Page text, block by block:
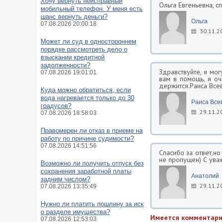
Ольга Евгеньевна,
Ольга
Здравствуйте, я
вам в помощь, я
держится.Раиса
Раиса
Спасибо за
не пропущен) С
Анатолий
Имеется
мобильный телефон. У меня есть
шанс вернуть деньги?
07.08.2026 20:00:18
Может ли суд в одностороннем
порядке рассмотреть дело о
взыскании кредитной
задолженности?
07.08.2026 19:01:01
Куда можно обратиться, если
вода нагревается только до 30
градусов?
07.08.2026 18:58:03
Правомерен ли отказ в приеме на
работу по причине судимости?
07.08.2026 14:51:56
Возможно ли получить отпуск без
сохранения заработной платы
задним числом?
07.08.2026 13:35:49
Нужно ли платить пошлину за иск
о разделе имущества?
07.08.2026 12:53:03